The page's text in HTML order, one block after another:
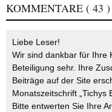
KOMMENTARE ( 43 )
Liebe Leser!
Wir sind dankbar für Ihre
Beteiligung sehr. Ihre
Beiträge auf der Site
Monatszeitschrift „Tichys
Bitte entwerten Sie Ihre